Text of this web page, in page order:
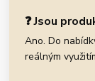
❓ Jsou
Ano. Do
reálným